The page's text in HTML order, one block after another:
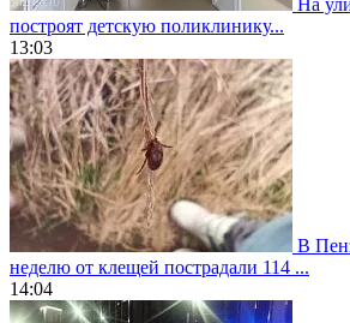
построят детскую поликлинику...
13:03
В
неделю от клещей пострадали 114 ...
14:04